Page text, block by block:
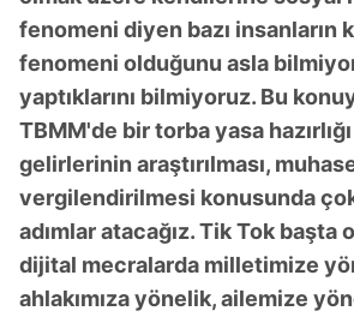
fenomeni diyen bazı insanların
fenomeni olduğunu asla
yaptıklarını bilmiyoruz. Bu
TBMM'de bir torba yasa
gelirlerinin araştırılması,
vergilendirilmesi konusunda
adımlar atacağız. Tik Tok başta
dijital mecralarda milletimize
ahlakımıza yönelik, ailemize